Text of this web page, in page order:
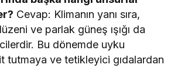
Cevap: Klimanın yanı sıra,
ve parlak güneş ışığı da
Bu dönemde uyku
tutmaya ve tetikleyici gıdalardan